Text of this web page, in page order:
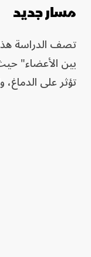
مسار جديد
تصف الدراسة هذا
بين الأعضاء"
تؤثر على